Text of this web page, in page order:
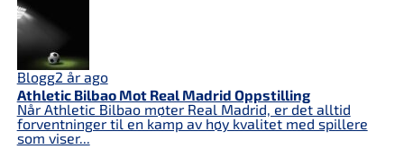
Blogg2 år ago
Athletic Bilbao Mot Real Madrid Oppstilling
Når Athletic Bilbao møter Real Madrid, er det alltid
forventninger til en kamp av høy kvalitet med spillere
som viser...